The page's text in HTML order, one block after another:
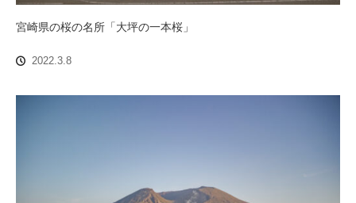
宮崎県の桜の名所「大坪の一本桜」
2022.3.8